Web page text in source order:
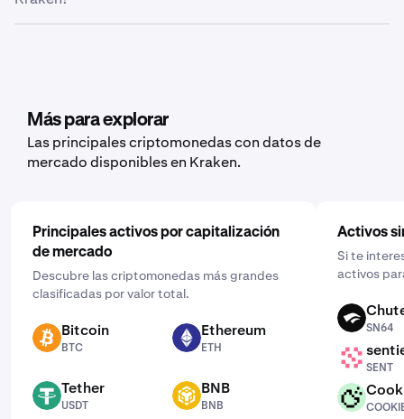
historial de operaciones, el historial del libro mayor o el
balance en función de los datos que quieras exportar.
Después, introduce la cantidad que quieres, selecciona
la frecuencia haciendo clic en “Una vez” y elige una
programación que se ajuste a ti: diaria, semanal o
mensual.
Más para explorar
Las principales criptomonedas con datos de
mercado disponibles en Kraken.
Principales activos por capitalización
de mercado
Descubre las criptomonedas más grandes
clasificadas por valor total.
BTC Bitcoin
BTC
ETH Ethereum
ETH
USDT Tether
USDT
BNB BNB
BNB
Activos
Si te
activos
SN64
SN64
SENT
SENT
COOKIE